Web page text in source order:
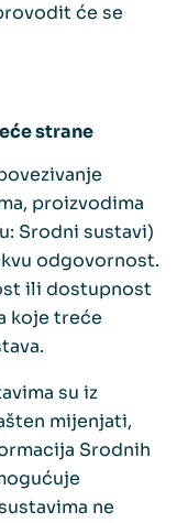
će se
strane
proizvodima
Srodni sustavi)
odgovornost.
ili dostupnost
koje treće
su iz
mijenjati,
Srodnih
ne